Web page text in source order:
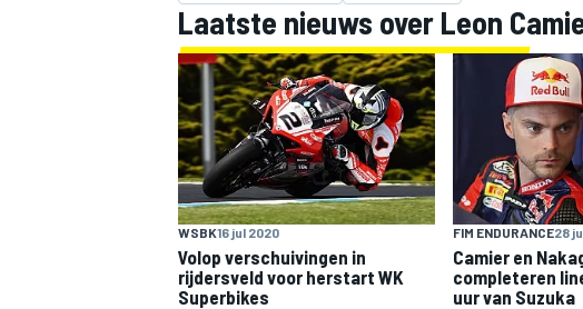
MOTOGP
Laatste nieuws over Leon
WSBK16 jul 2020
Volop verschuivingen in
rijdersveld voor herstart WK
Superbikes
FIM ENDURANCE28
Camier en
completeren
uur van Suzuka